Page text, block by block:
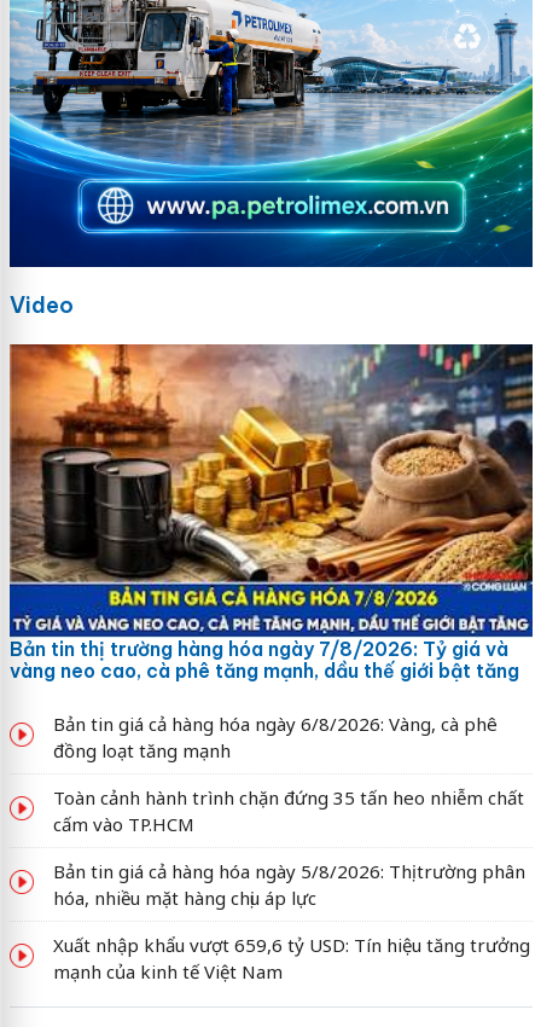
Video
Bản tin thị trường hàng hóa ngày 7/8/2026: Tỷ giá và
vàng neo cao, cà phê tăng mạnh, dầu thế giới bật tăng
Bản tin giá cả hàng hóa ngày 6/8/2026: Vàng, cà phê
đồng loạt tăng mạnh
Toàn cảnh hành trình chặn đứng 35 tấn heo nhiễm chất
cấm vào TP.HCM
Bản tin giá cả hàng hóa ngày 5/8/2026: Thị trường phân
hóa, nhiều mặt hàng chịu áp lực
Xuất nhập khẩu vượt 659,6 tỷ USD: Tín hiệu tăng trưởng
mạnh của kinh tế Việt Nam